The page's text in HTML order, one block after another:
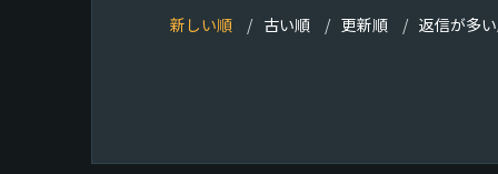
新しい順 古い順 更新順 返信が多